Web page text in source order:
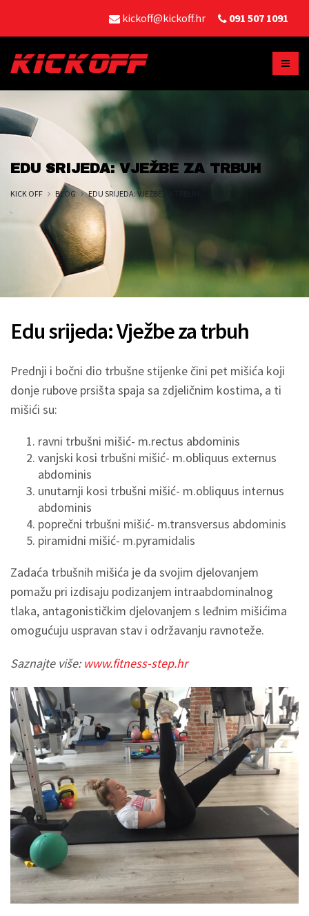
kickoff@kickoff.hr 091 507 1091
EDU SRIJEDA: VJEŽBE ZA TRBUH
KICK OFF BLOG EDU SRIJEDA: VJEŽBE ZA TRBUH
Edu srijeda: Vježbe za trbuh
Prednji i bočni dio trbušne stijenke čini pet mišića koji
donje rubove prsišta spaja sa zdjeličnim kostima, a ti
mišići su:
ravni trbušni mišić- m.rectus abdominis
vanjski kosi trbušni mišić- m.obliquus externus
abdominis
unutarnji kosi trbušni mišić- m.obliquus internus
abdominis
poprečni trbušni mišić- m.transversus abdominis
piramidni mišić- m.pyramidalis
Zadaća trbušnih mišića je da svojim djelovanjem
pomažu pri izdisaju podizanjem intraabdominalnog
tlaka, antagonističkim djelovanjem s leđnim mišićima
omogućuju uspravan stav i održavanju ravnoteže.
Saznajte više:www.fitness-step.hr